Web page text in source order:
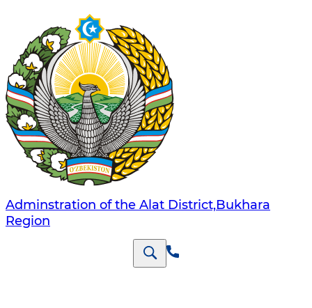
Adminstration of the Alat District,Bukhara
Region